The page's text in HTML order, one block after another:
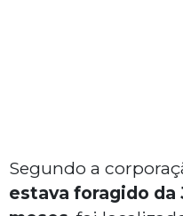
Segundo a
estava foragido da